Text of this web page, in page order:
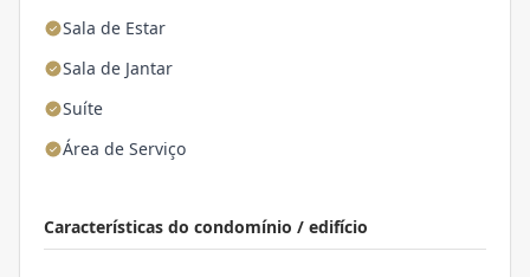
Sala de Estar
Sala de Jantar
Suíte
Área de Serviço
Características do condomínio / edifício